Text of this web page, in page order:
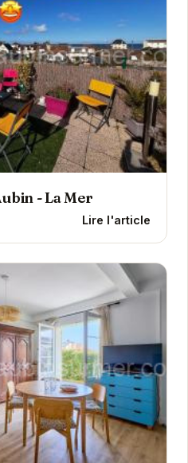
- La Mer
Lire l'article